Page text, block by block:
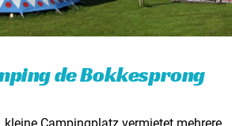
de Bokkesprong